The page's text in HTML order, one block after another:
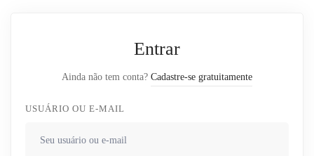
Entrar
Ainda não tem conta? Cadastre-se gratuitamente
USUÁRIO OU E-MAIL